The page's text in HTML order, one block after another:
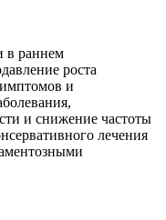
в раннем
роста
и
и снижение частоты
лечения